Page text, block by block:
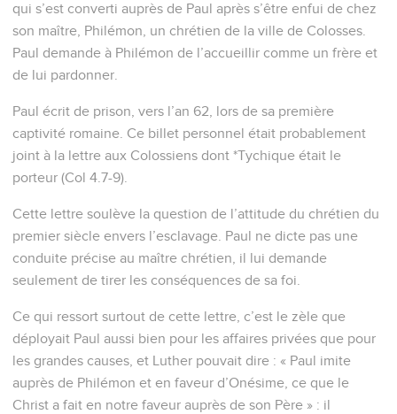
qui s’est converti auprès de Paul après s’être enfui de chez
son maître, Philémon, un chrétien de la ville de Colosses.
Paul demande à Philémon de l’accueillir comme un frère et
de lui pardonner.
Paul écrit de prison, vers l’an 62, lors de sa première
captivité romaine. Ce billet personnel était probablement
joint à la lettre aux Colossiens dont *Tychique était le
porteur (Col 4.7-9).
Cette lettre soulève la question de l’attitude du chrétien du
premier siècle envers l’esclavage. Paul ne dicte pas une
conduite précise au maître chrétien, il lui demande
seulement de tirer les conséquences de sa foi.
Ce qui ressort surtout de cette lettre, c’est le zèle que
déployait Paul aussi bien pour les affaires privées que pour
les grandes causes, et Luther pouvait dire : « Paul imite
auprès de Philémon et en faveur d’Onésime, ce que le
Christ a fait en notre faveur auprès de son Père » : il